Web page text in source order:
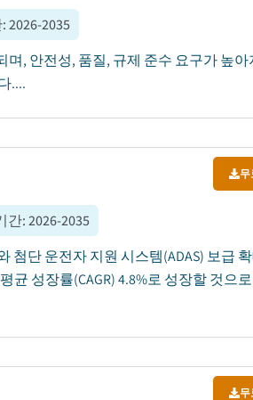
:2026-2035
, 안전성, 품질, 규제 준수 요구가 높아
....
무
간:2026-2035
첨단 운전자 지원 시스템(ADAS) 보급
성장률(CAGR) 4.8%로 성장할 것으
무